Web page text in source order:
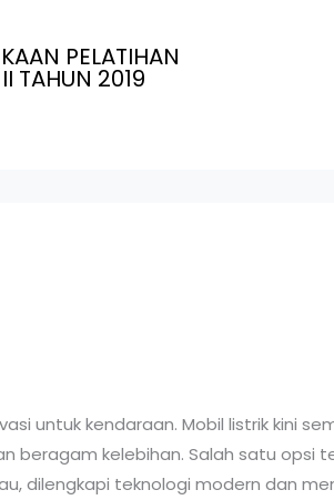
PELATIHAN
TAHUN 2019
untuk kendaraan. Mobil listrik kini
beragam kelebihan. Salah satu opsi
dilengkapi teknologi modern dan